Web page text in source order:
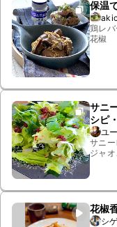
保温
鶏レ
花椒
サニ
シピ
ユ
サニ
ジャ
花椒
シ